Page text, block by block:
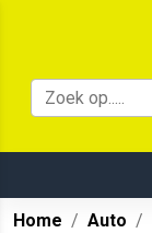
Home Auto